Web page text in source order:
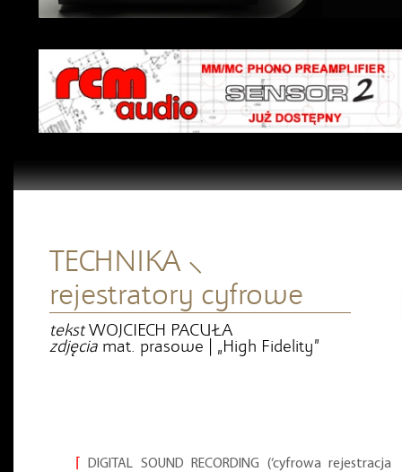
TECHNIKA ⸜
rejestratory cyfrowe
tekstWOJCIECH PACUŁA
zdjęcia mat. prasowe | „High Fidelity”
DIGITAL SOUND RECORDING (‘cyfrowa rejestracja